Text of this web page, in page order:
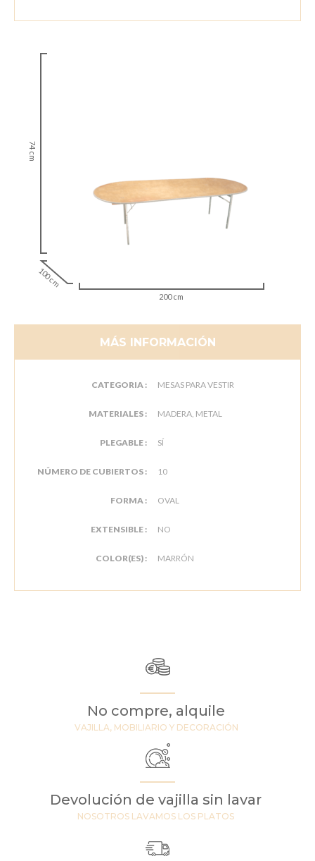
74 cm
100 cm
200 cm
MÁS INFORMACIÓN
CATEGORIA : MESAS PARA VESTIR
MATERIALES : MADERA, METAL
PLEGABLE : SÍ
NÚMERO DE CUBIERTOS : 10
FORMA : OVAL
EXTENSIBLE : NO
COLOR(ES) : MARRÓN
No compre, alquile
VAJILLA, MOBILIARIO Y DECORACIÓN
Devolución de vajilla sin lavar
NOSOTROS LAVAMOS LOS PLATOS